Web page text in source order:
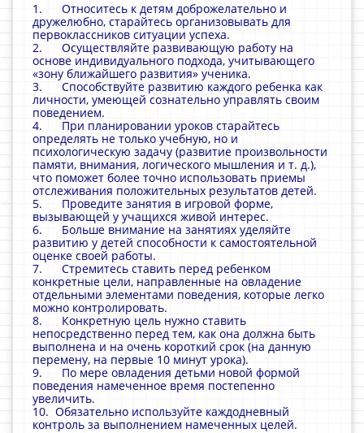
1. Относитесь к детям доброжелательно и
дружелюбно, старайтесь организовывать для
первоклассников ситуации успеха.
2. Осуществляйте развивающую работу на
основе индивидуального подхода, учитывающего
«зону ближайшего развития» ученика.
3. Способствуйте развитию каждого ребенка как
личности, умеющей сознательно управлять своим
поведением.
4. При планировании уроков старайтесь
определять не только учебную, но и
психологическую задачу (развитие произвольности
памяти, внимания, логического мышления и т. д.),
что поможет более точно использовать приемы
отслеживания положительных результатов детей.
5. Проведите занятия в игровой форме,
вызывающей у учащихся живой интерес.
6. Больше внимание на занятиях уделяйте
развитию у детей способности к самостоятельной
оценке своей работы.
7. Стремитесь ставить перед ребенком
конкретные цели, направленные на овладение
отдельными элементами поведения, которые легко
можно контролировать.
8. Конкретную цель нужно ставить
непосредственно перед тем, как она должна быть
выполнена и на очень короткий срок (на данную
перемену, на первые 10 минут урока).
9. По мере овладения детьми новой формой
поведения намеченное время постепенно
увеличить.
10. Обязательно используйте каждодневный
контроль за выполнением намеченных целей.